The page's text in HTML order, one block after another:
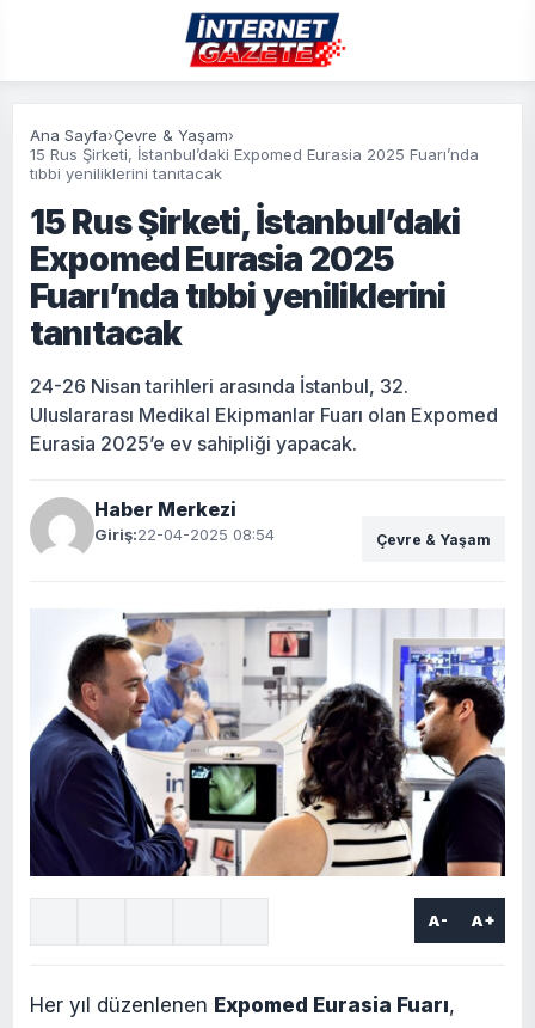
Ana Sayfa›Çevre & Yaşam›
15 Rus Şirketi, İstanbul’daki Expomed Eurasia 2025 Fuarı’nda
tıbbi yeniliklerini tanıtacak
15 Rus Şirketi, İstanbul’daki
Expomed Eurasia 2025
Fuarı’nda tıbbi yeniliklerini
tanıtacak
24-26 Nisan tarihleri arasında İstanbul, 32.
Uluslararası Medikal Ekipmanlar Fuarı olan Expomed
Eurasia 2025’e ev sahipliği yapacak.
Haber Merkezi
Giriş:22-04-2025 08:54 Çevre & Yaşam
A- A+
Her yıl düzenlenen Expomed Eurasia Fuarı,